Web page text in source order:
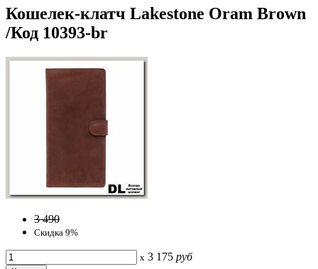
Кошелек-клатч Lakestone Oram Brown
/Код 10393-br
3 490
Скидка 9%
x 3 175 руб